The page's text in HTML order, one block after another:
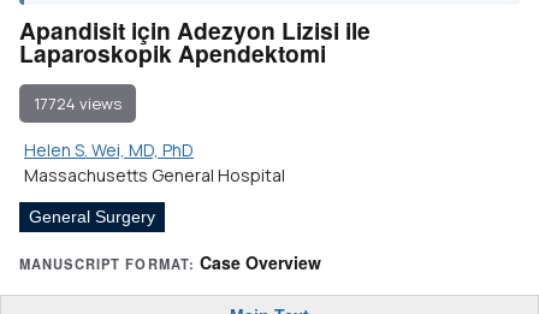
Apandisit için Adezyon Lizisi ile
Laparoskopik Apendektomi
17724 views
Helen S. Wei, MD, PhD
Massachusetts General Hospital
General Surgery
MANUSCRIPT FORMAT: Case Overview